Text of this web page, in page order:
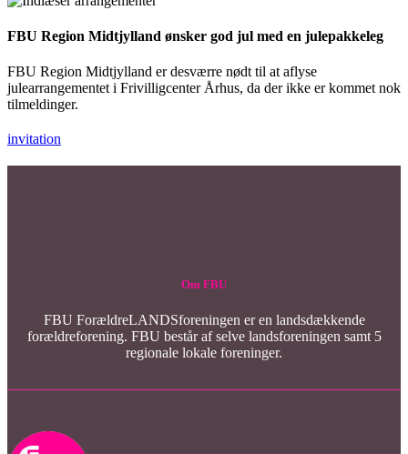
FBU Region Midtjylland ønsker god jul med en julepakkeleg
FBU Region Midtjylland er desværre nødt til at aflyse
julearrangementet i Frivilligcenter Århus, da der ikke er kommet nok
tilmeldinger.
invitation
Om FBU
FBU ForældreLANDSforeningen er en landsdækkende
forældreforening. FBU består af selve landsforeningen samt 5
regionale lokale foreninger.